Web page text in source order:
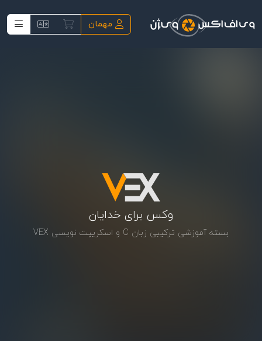
مهمان
وکس برای خدایان
بسته آموزشی ترکیبی زبان C و اسکریپت نویسی VEX